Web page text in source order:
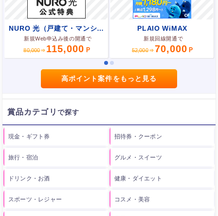
NURO 光（戸建て・マンション）
新規Web申込み後の開通で
80,000
115,000
PLAIO WiMAX
新規回線開通で
52,000
70,000
高ポイント案件をもっと見る
賞品カテゴリ
現金・ギフト券 招待券・クーポン
旅行・宿泊 グルメ・スイーツ
ドリンク・お酒 健康・ダイエット
スポーツ・レジャー コスメ・美容